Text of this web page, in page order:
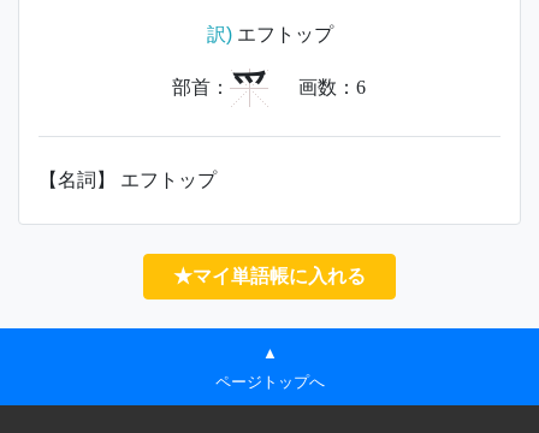
訳)エフトップ
部首： 爫 画数： 6
【名詞】 エフトップ
★マイ単語帳に入れる
▲
ページトップへ